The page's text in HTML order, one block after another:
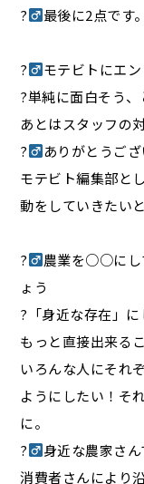
?‍ 最後に2点です。
?‍
モテビトにエ
?単純に面白そう、
あとはスタッフの
?‍
ありがとうござ
モテビト編集部と
動をしていきたい
?‍
農業を○○にし
ょう
?「身近な存在」に
もっと直接出来る
いろんな人にそれ
ようにしたい！そ
に。
?‍
身近な農家さん
消費者さんにより